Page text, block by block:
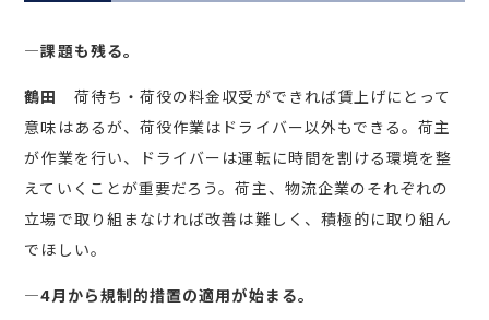
―課題も残る。
鶴田
荷待ち・荷役の料金収受ができれば賃上げにとって
意味はあるが、荷役作業はドライバー以外もできる。荷主
が作業を行い、ドライバーは運転に時間を割ける環境を整
えていくことが重要だろう。荷主、物流企業のそれぞれの
立場で取り組まなければ改善は難しく、積極的に取り組ん
でほしい。
―4月から規制的措置の適用が始まる。